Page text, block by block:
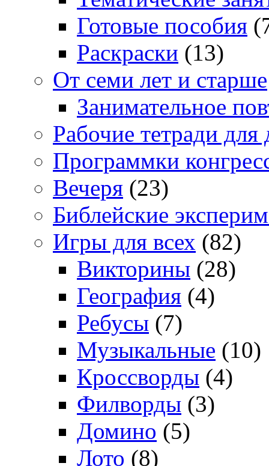
Готовые пособия
Раскраски (13)
От семи лет и старше
Занимательное
Рабочие тетради для
Программки
Вечеря (23)
Библейские
Игры для всех (82)
Викторины (28)
География (4)
Ребусы (7)
Музыкальные (10)
Кроссворды (4)
Филворды (3)
Домино (5)
Лото (8)